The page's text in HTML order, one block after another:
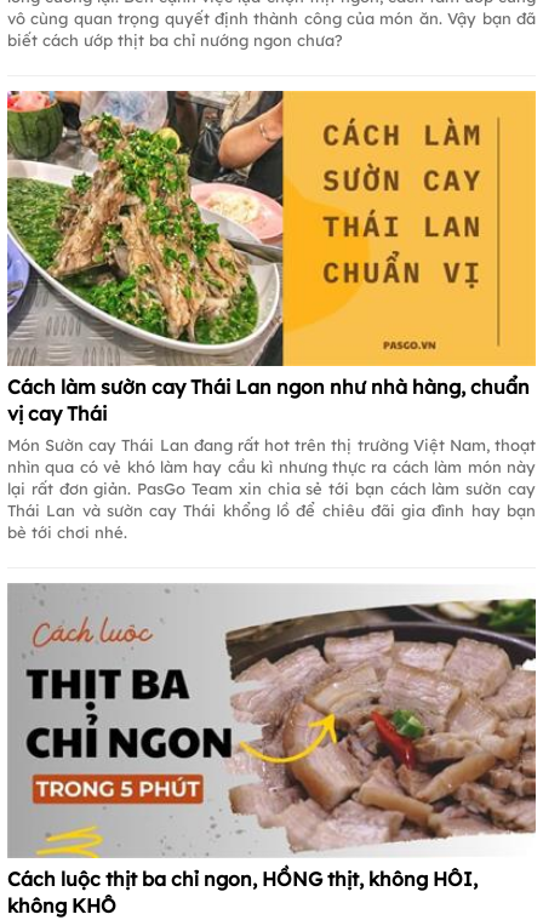
vô cùng quan trọng quyết định thành công của món ăn. Vậy bạn đã
biết cách ướp thịt ba chỉ nướng ngon chưa?
Cách làm sườn cay Thái Lan ngon như nhà hàng, chuẩn
vị cay Thái
Món Sườn cay Thái Lan đang rất hot trên thị trường Việt Nam, thoạt
nhìn qua có vẻ khó làm hay cầu kì nhưng thực ra cách làm món này
lại rất đơn giản. PasGo Team xin chia sẻ tới bạn cách làm sườn cay
Thái Lan và sườn cay Thái khổng lồ để chiêu đãi gia đình hay bạn
bè tới chơi nhé.
Cách luộc thịt ba chỉ ngon, HỒNG thịt, không HÔI,
không KHÔ